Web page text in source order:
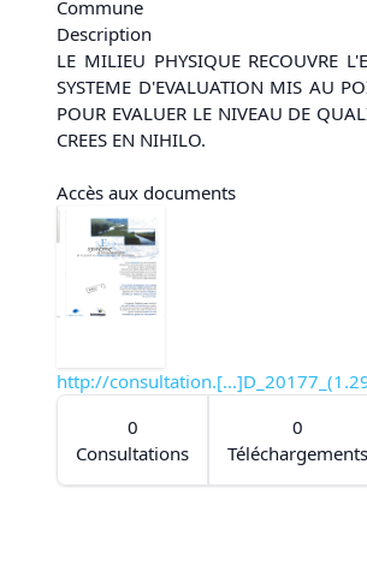
Commune
Description
LE MILIEU PHYSIQUE RECOUVRE
SYSTEME D'EVALUATION MIS AU
POUR EVALUER LE NIVEAU DE
CREES EN NIHILO.
Accès aux documents
http://
0
Consultations
0
Téléchargements